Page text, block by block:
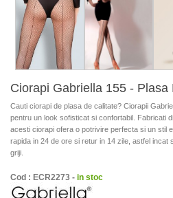
Ciorapi Gabriella 155 - Plasa
Cauti ciorapi de plasa de calitate? Ciorapii
pentru un look sofisticat si confortabil. Fabricati
acesti ciorapi ofera o potrivire perfecta si un stil
rapida in 24 de ore si retur in 14 zile, astfel incat
griji.
Cod : ECR2273 - in stoc